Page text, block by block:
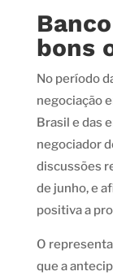
bons
No período
negociação
Brasil e das
negociador
discussões
de junho, e
positiva a
O
que a